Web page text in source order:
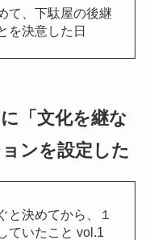
て、下駄屋の後継
を決意した日
「文化を継な
ンを設定した
と決めてから、１
ていたこと vol.1